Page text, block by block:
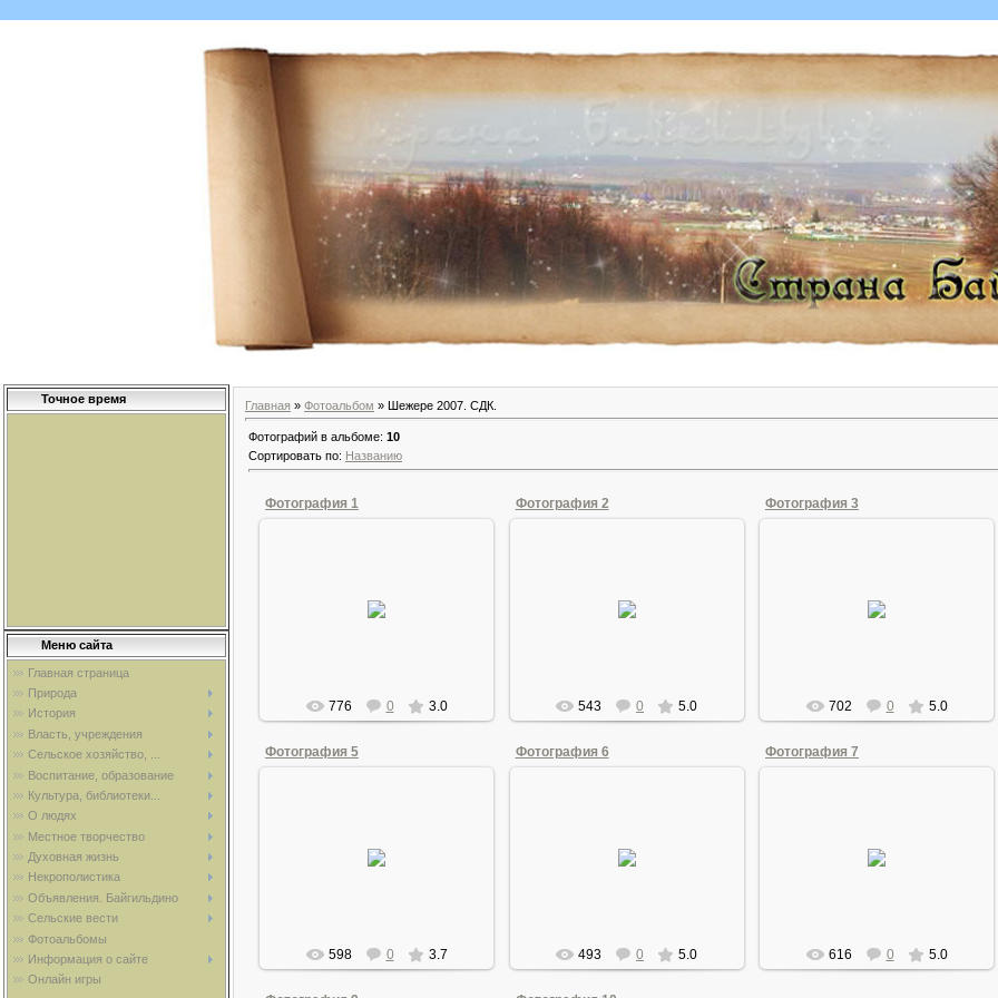
Точное время
Меню сайта
Главная страница
Природа
История
Власть, учреждения
Сельское хозяйство, ...
Воспитание, образование
Культура, библиотеки...
О людях
Местное творчество
Духовная жизнь
Некрополистика
Объявления. Байгильдино
Сельские вести
Фотоальбомы
Информация о сайте
Онлайн игры
Главная » Фотоальбом » Шежере 2007. СДК.
Фотографий в альбоме: 10
Сортировать по: Названию
Фотография 1
Встречаем гостей
776 0 3.0
Фотография 2
Ахтамьянова Анфиса-апа в
этнографическом уголке
543 0 5.0
Фотография 3
В юрте
702 0 5.0
Фотография 5
Халиса Мухамадеева
(Шамсутдинова)
598 0 3.7
Фотография 6
Сафины
493 0 5.0
Фотография 7
Гариповы
616 0 5.0